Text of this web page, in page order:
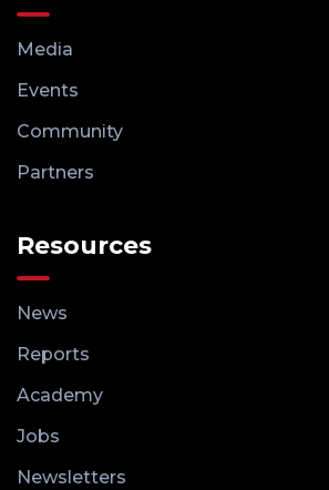
Media
Events
Community
Partners
Resources
News
Reports
Academy
Jobs
Newsletters